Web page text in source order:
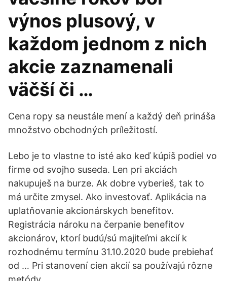
výnos plusový, v
každom jednom z nich
akcie zaznamenali
väčší či …
Cena ropy sa neustále mení a každý deň prináša
množstvo obchodných príležitostí.
Lebo je to vlastne to isté ako keď kúpiš podiel vo
firme od svojho suseda. Len pri akciách
nakupuješ na burze. Ak dobre vyberieš, tak to
má určite zmysel. Ako investovať. Aplikácia na
uplatňovanie akcionárskych benefitov.
Registrácia nároku na čerpanie benefitov
akcionárov, ktorí budú/sú majiteľmi akcií k
rozhodnému termínu 31.10.2020 bude prebiehať
od … Pri stanovení cien akcií sa používajú rôzne